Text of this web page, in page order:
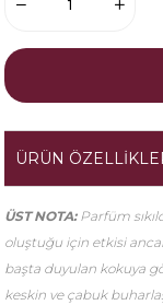
ÜRÜN
ÜST NOTA:Parfüm
oluştuğu için etkisi
başta duyulan kokuya
keskin ve çabuk